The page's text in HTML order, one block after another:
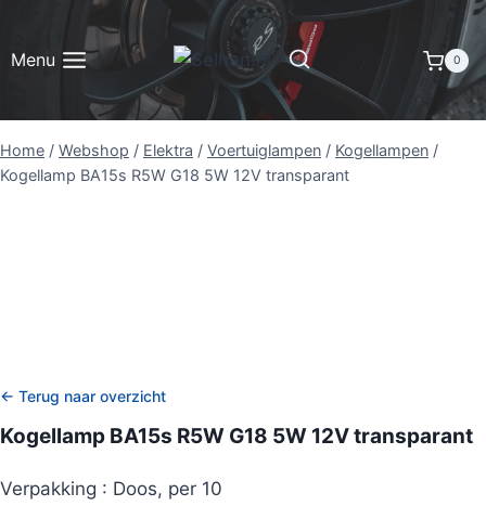
inhoud
Menu 0
Home / Webshop / Elektra / Voertuiglampen / Kogellampen /
Kogellamp BA15s R5W G18 5W 12V transparant
← Terug naar overzicht
Kogellamp BA15s R5W G18 5W 12V transparant
Verpakking : Doos, per 10